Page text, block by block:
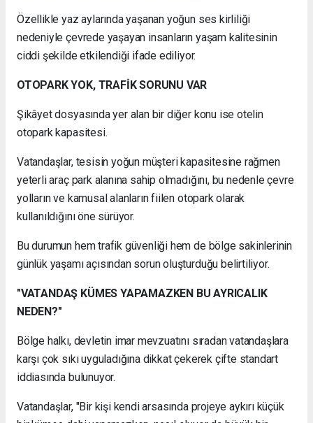
Özellikle yaz aylarında yaşanan yoğun ses kirliliği
nedeniyle çevrede yaşayan insanların yaşam kalitesinin
ciddi şekilde etkilendiği ifade ediliyor.
OTOPARK YOK, TRAFİK SORUNU VAR
Şikâyet dosyasında yer alan bir diğer konu ise otelin
otopark kapasitesi.
Vatandaşlar, tesisin yoğun müşteri kapasitesine rağmen
yeterli araç park alanına sahip olmadığını, bu nedenle çevre
yolların ve kamusal alanların fiilen otopark olarak
kullanıldığını öne sürüyor.
Bu durumun hem trafik güvenliği hem de bölge sakinlerinin
günlük yaşamı açısından sorun oluşturduğu belirtiliyor.
"VATANDAŞ KÜMES YAPAMAZKEN BU AYRICALIK
NEDEN?"
Bölge halkı, devletin imar mevzuatını sıradan vatandaşlara
karşı çok sıkı uyguladığına dikkat çekerek çifte standart
iddiasında bulunuyor.
Vatandaşlar, "Bir kişi kendi arsasında projeye aykırı küçük